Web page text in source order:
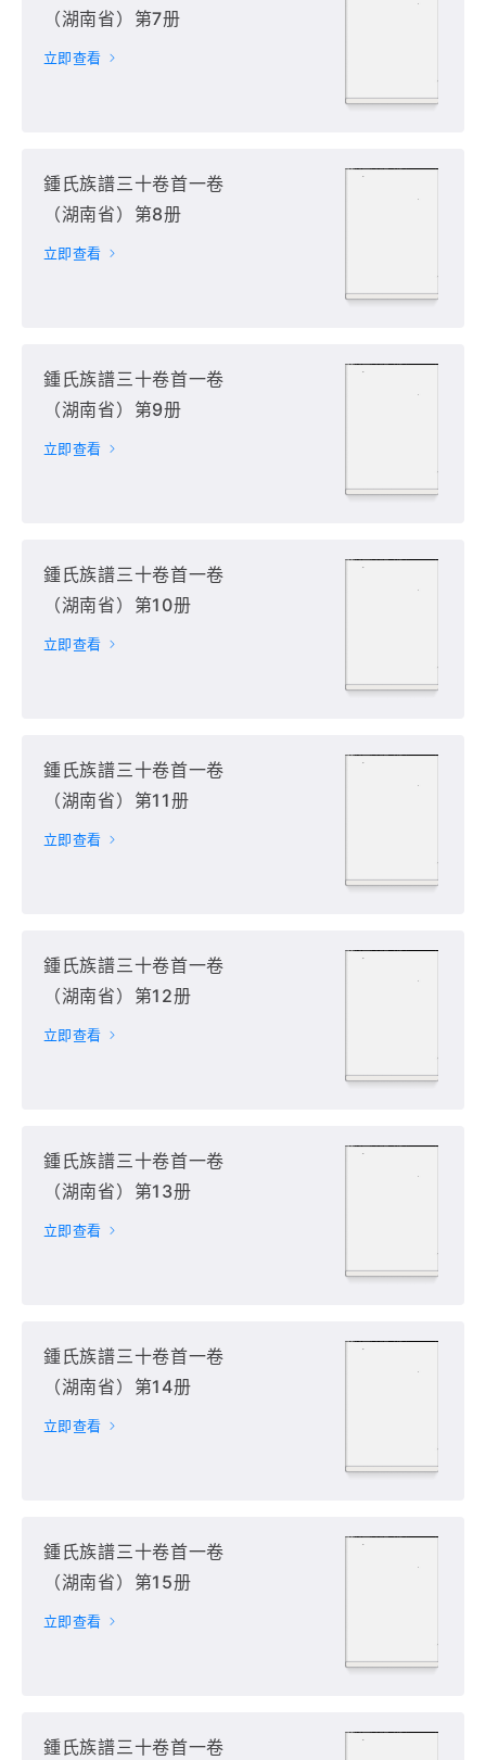
（湖南省）第7册
立即查看
鍾氏族譜三十卷首一卷
（湖南省）第8册
立即查看
鍾氏族譜三十卷首一卷
（湖南省）第9册
立即查看
鍾氏族譜三十卷首一卷
（湖南省）第10册
立即查看
鍾氏族譜三十卷首一卷
（湖南省）第11册
立即查看
鍾氏族譜三十卷首一卷
（湖南省）第12册
立即查看
鍾氏族譜三十卷首一卷
（湖南省）第13册
立即查看
鍾氏族譜三十卷首一卷
（湖南省）第14册
立即查看
鍾氏族譜三十卷首一卷
（湖南省）第15册
立即查看
鍾氏族譜三十卷首一卷